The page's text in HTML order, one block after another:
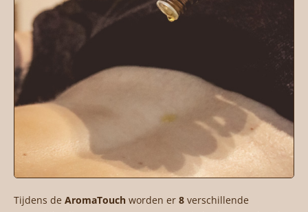
Tijdens de AromaTouch worden er 8 verschillende